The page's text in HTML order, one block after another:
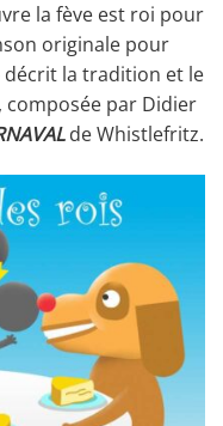
la fève est roi pour
originale pour
décrit la tradition et le
composée par Didier
de Whistlefritz.